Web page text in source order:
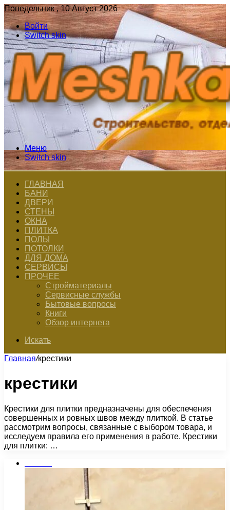
Понедельник , 10 Август 2026
Войти
Switch skin
Меню
Switch skin
ГЛАВНАЯ
БАНИ
ДВЕРИ
СТЕНЫ
ОКНА
ПЛИТКА
ПОЛЫ
ПОТОЛКИ
ДЛЯ ДОМА
СЕРВИСЫ
ПРОЧЕЕ
Стройматериалы
Сервисные службы
Бытовые вопросы
Книги
Обзор интернета
Искать
Главная/крестики
крестики
Крестики для плитки предназначены для обеспечения
совершенных и ровных швов между плиткой. В статье
рассмотрим вопросы, связанные с выбором товара, и
исследуем правила его применения в работе. Крестики
для плитки: …